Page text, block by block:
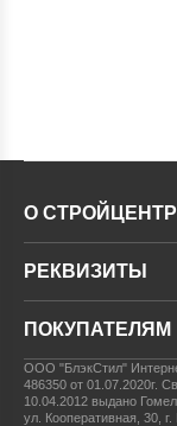
О
РЕКВИЗИТЫ
ПОКУПАТЕЛЯМ
ООО "БлэкСтил"
486350 от 01.07.2020г.
10.04.2012 выдано
ул. Кооперативная, 30,